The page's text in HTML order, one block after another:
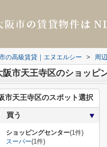
の高級賃貸｜エヌエルシー > 周
阪市天王寺区のショッピ
市天王寺区のスポット選択
買う
ショッピングセンター(1件)
スーパー(1件)